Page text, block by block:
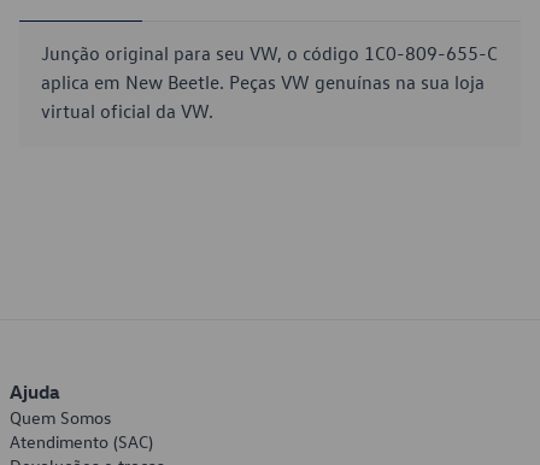
Junção original para seu VW, o código 1C0-809-655-C
aplica em New Beetle. Peças VW genuínas na sua loja
virtual oficial da VW.
Ajuda
Quem Somos
Atendimento (SAC)